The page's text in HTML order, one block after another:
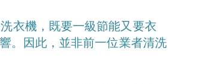
衣機，既要一級節能又要衣
。因此，並非前一位業者清洗